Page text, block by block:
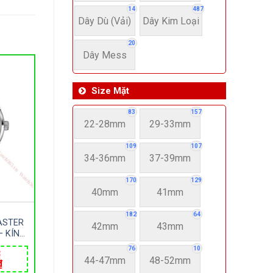
14
Dây Dù (Vải)
487
Dây Kim Loại
20
Dây Mess
Size Mặt
83
22-28mm
157
29-33mm
109
34-36mm
107
37-39mm
170
40mm
129
41mm
182
42mm
64
43mm
76
44-47mm
10
48-52mm
KÍNH
–
Giá